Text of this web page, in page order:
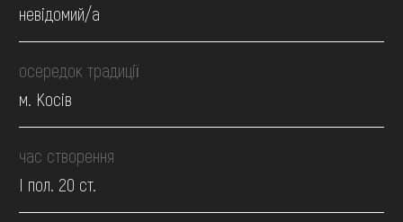
невідомий/а
осередок традиції
м. Косів
час створення
І пол. 20 ст.